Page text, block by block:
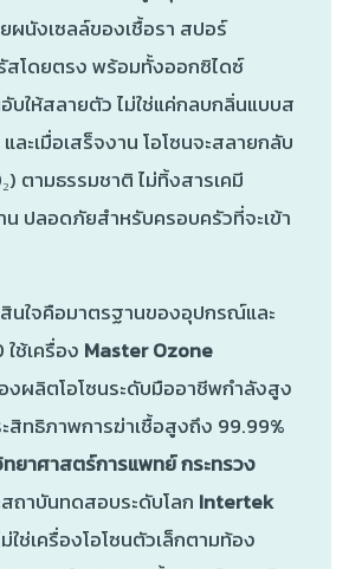
ผนังเซลล์ของเชื้อรา สปอร์
สโดยตรง พร้อมทั้งออกซิไดซ์
บให้สลายตัว ไม่ใช่แค่กลบกลิ่นแบบส
ละเมื่อเสร็จงาน โอโซนจะสลายกลับ
ตามธรรมชาติ ไม่ทิ้งสารเคมี
น ปลอดภัยสำหรับครอบครัวที่จะเข้า
นใจคือมาตรฐานของอุปกรณ์และ
ช้เครื่อง Master Ozone
งผลิตโอโซนระดับมืออาชีพกำลังสูง
ทธิภาพการฆ่าเชื้อสูงถึง 99.99%
ยาศาสตร์การแพทย์ กระทรวง
สถาบันทดสอบระดับโลก Intertek
ใช่เครื่องโอโซนตัวเล็กตามท้อง